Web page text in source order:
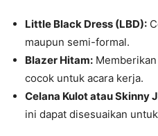
Little Black Dress (LBD):
maupun semi-formal.
Blazer Hitam:
cocok untuk acara kerja.
Celana Kulot atau Skinny
ini dapat disesuaikan